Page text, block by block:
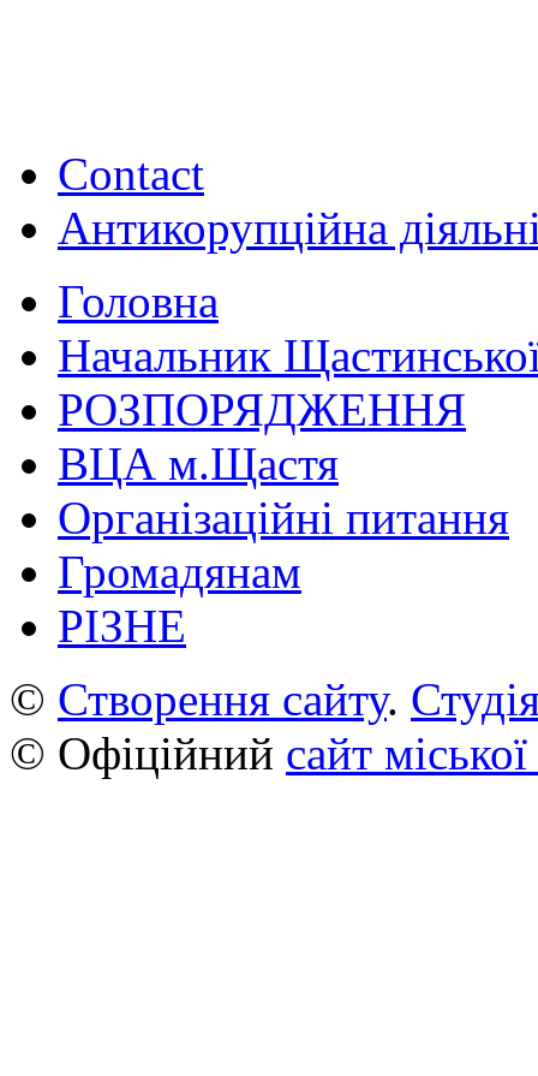
Contact
Антикорупційна
Головна
Начальник
РОЗПОРЯДЖЕННЯ
ВЦА м.Щастя
Організаційні питання
Громадянам
РІЗНЕ
© Створення сайту.
© Офіційний сайт